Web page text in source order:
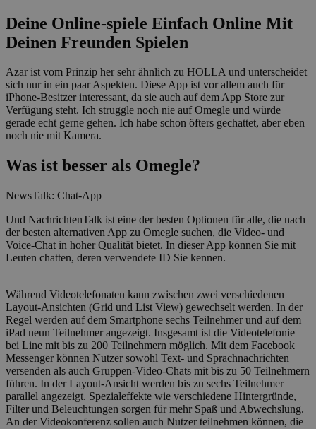
Deine Online-spiele Einfach Online Mit
Deinen Freunden Spielen
Azar ist vom Prinzip her sehr ähnlich zu HOLLA und unterscheidet
sich nur in ein paar Aspekten. Diese App ist vor allem auch für
iPhone-Besitzer interessant, da sie auch auf dem App Store zur
Verfügung steht. Ich struggle noch nie auf Omegle und würde
gerade echt gerne gehen. Ich habe schon öfters gechattet, aber eben
noch nie mit Kamera.
Was ist besser als Omegle?
NewsTalk: Chat-App
Und NachrichtenTalk ist eine der besten Optionen für alle, die nach
der besten alternativen App zu Omegle suchen, die Video- und
Voice-Chat in hoher Qualität bietet. In dieser App können Sie mit
Leuten chatten, deren verwendete ID Sie kennen.
Während Videotelefonaten kann zwischen zwei verschiedenen
Layout-Ansichten (Grid und List View) gewechselt werden. In der
Regel werden auf dem Smartphone sechs Teilnehmer und auf dem
iPad neun Teilnehmer angezeigt. Insgesamt ist die Videotelefonie
bei Line mit bis zu 200 Teilnehmern möglich. Mit dem Facebook
Messenger können Nutzer sowohl Text- und Sprachnachrichten
versenden als auch Gruppen-Video-Chats mit bis zu 50 Teilnehmern
führen. In der Layout-Ansicht werden bis zu sechs Teilnehmer
parallel angezeigt. Spezialeffekte wie verschiedene Hintergründe,
Filter und Beleuchtungen sorgen für mehr Spaß und Abwechslung.
An der Videokonferenz sollen auch Nutzer teilnehmen können, die